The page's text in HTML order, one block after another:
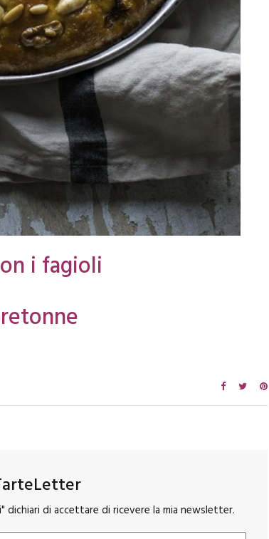
i fagioli
di accettare di ricevere la mia newsletter.